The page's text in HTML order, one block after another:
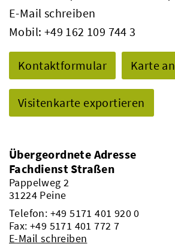
E-Mail schreiben
Mobil: +49 162 109 744 3
Kontaktformular Karte
Visitenkarte exportieren
Übergeordnete Adresse
Fachdienst Straßen
Pappelweg 2
31224 Peine
Telefon: +49 5171 401 920 0
Fax: +49 5171 401 772 7
E-Mail schreiben